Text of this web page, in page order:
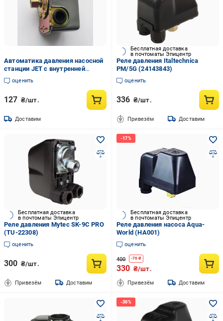
Автоматика давления насосной
станции JET с внутренней
резьбой (29921621)
оценить
127 ₴/шт.
Доставим
Бесплатная доставка
в почтоматы Эпицентр
Реле давления Italtechnica
РМ/5G (24143843)
оценить
336 ₴/шт.
Привезём Доставим
Бесплатная доставка
в почтоматы Эпицентр
Реле давления Mytec SK-9C PRO
(TU-22308)
оценить
300 ₴/шт.
Привезём Доставим
Бесплатная доставка
в почтоматы Эпицентр
Реле давления насоса Aqua-
World (НА001)
оценить
400 -70 ₴
330 ₴/шт.
Привезём Доставим